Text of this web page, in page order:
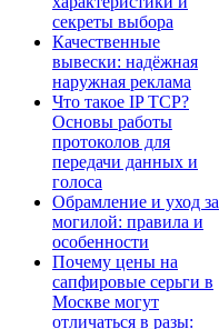
секреты выбора
Качественные
вывески: надёжная
наружная реклама
Что такое IP TCP?
Основы работы
протоколов для
передачи данных и
голоса
Обрамление и уход за
могилой: правила и
особенности
Почему цены на
сапфировые серьги в
Москве могут
отличаться в разы: